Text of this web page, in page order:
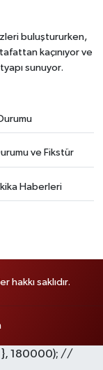
buluştururken,
kaçınıyor ve
sunuyor.
ve Fikstür
Haberleri
saklıdır.
}, 180000); //